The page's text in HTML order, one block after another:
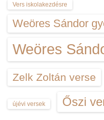
Vers iskolakezdésre
Weöres Sándor
Weöres
Zelk Zoltán verse
újévi versek Őszi